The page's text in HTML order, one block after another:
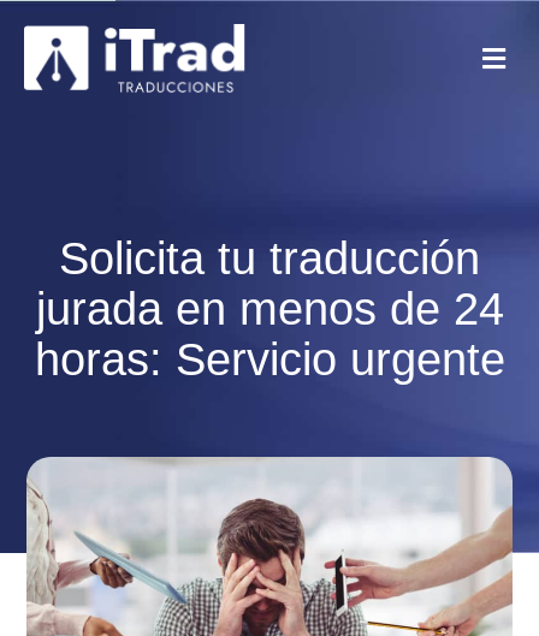
Solicita tu traducción
jurada en menos de 24
horas: Servicio urgente